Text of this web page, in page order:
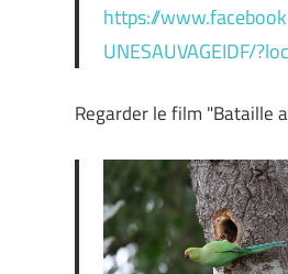
https://
UNESAUVAGEIDF/
Regarder le film "Bataille